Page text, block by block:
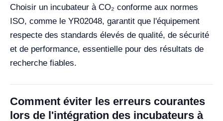
Choisir un incubateur à CO₂ conforme aux normes
ISO, comme le YR02048, garantit que l'équipement
respecte des standards élevés de qualité, de sécurité
et de performance, essentielle pour des résultats de
recherche fiables.
Comment éviter les erreurs courantes
lors de l'intégration des incubateurs à